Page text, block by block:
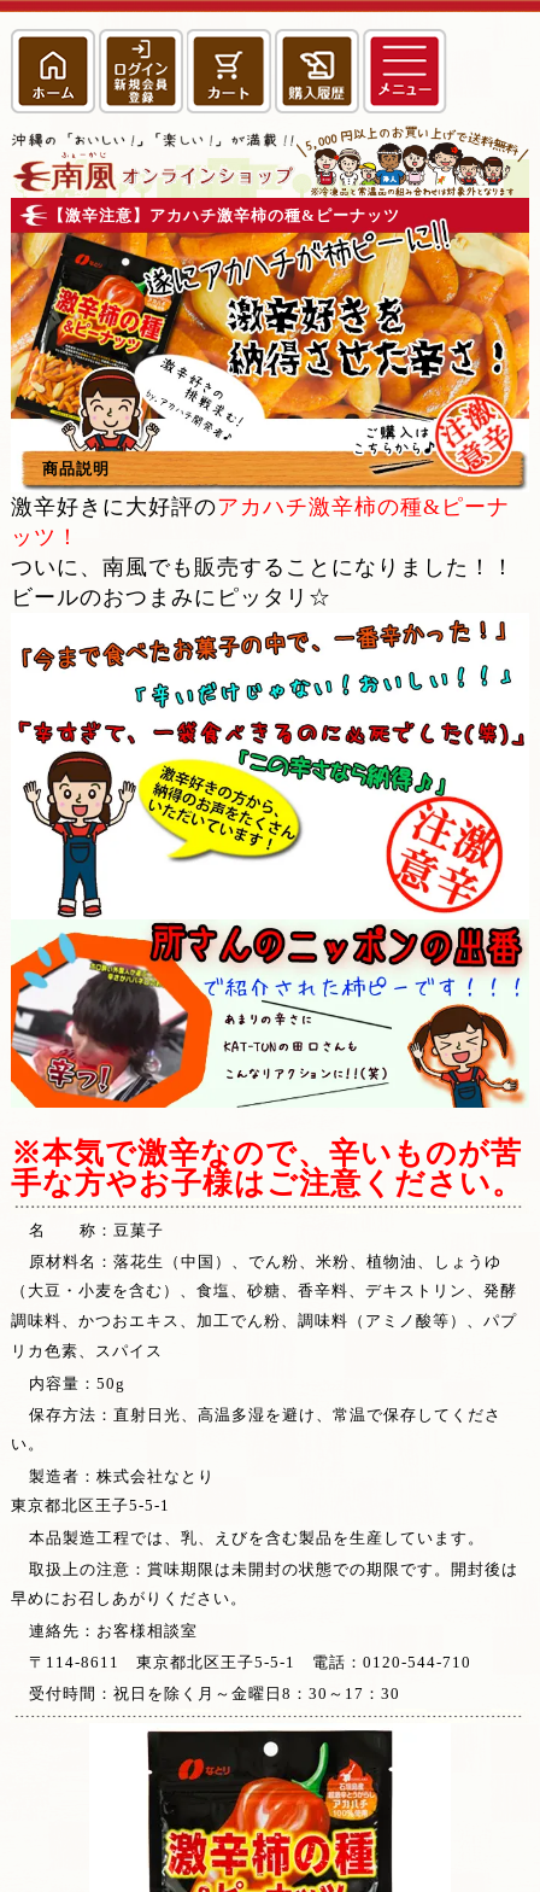
【激辛注意】アカハチ激辛柿の種&ピーナッツ
商品説明
激辛好きに大好評のアカハチ激辛柿の種&ピーナ
ッツ！
ついに、南風でも販売することになりました！！
ビールのおつまみにピッタリ☆
※本気で激辛なので、辛いものが苦
手な方やお子様はご注意ください。
名 称：豆菓子
原材料名：落花生（中国）、でん粉、米粉、植物油、しょうゆ
（大豆・小麦を含む）、食塩、砂糖、香辛料、デキストリン、発酵
調味料、かつおエキス、加工でん粉、調味料（アミノ酸等）、パプ
リカ色素、スパイス
内容量：50g
保存方法：直射日光、高温多湿を避け、常温で保存してくださ
い。
製造者：株式会社なとり
東京都北区王子5-5-1
本品製造工程では、乳、えびを含む製品を生産しています。
取扱上の注意：賞味期限は未開封の状態での期限です。開封後は
早めにお召しあがりください。
連絡先：お客様相談室
〒114-8611 東京都北区王子5-5-1 電話：0120-544-710
受付時間：祝日を除く月～金曜日8：30～17：30